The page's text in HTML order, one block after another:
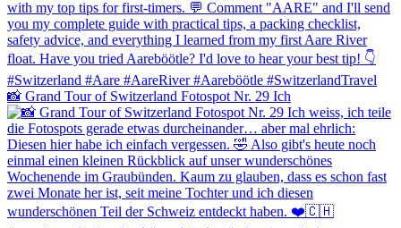
📸 Grand Tour of Switzerland Fotospot Nr. 29 Ich